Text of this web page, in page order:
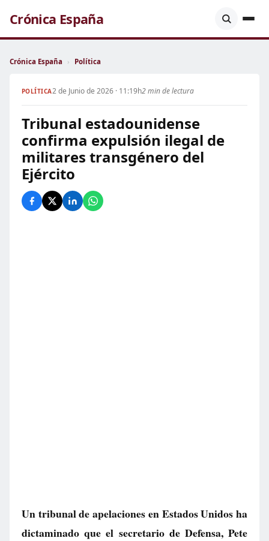
Crónica España
Crónica España › Política
POLÍTICA2 de Junio de 2026 · 11:19h2 min de lectura
Tribunal estadounidense
confirma expulsión ilegal de
militares transgénero del
Ejército
Un tribunal de apelaciones en Estados Unidos ha
dictaminado que el secretario de Defensa, Pete